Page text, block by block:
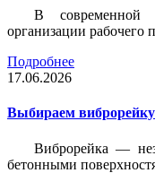
В современной
организации рабочего
Подробнее
17.06.2026
Выбираем
Виброрейка —
бетонными